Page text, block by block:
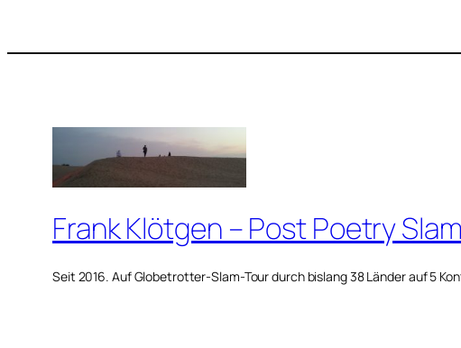
Frank Klötgen – Post Poetry
Seit 2016. Auf Globetrotter-Slam-Tour durch bislang 38 Länder auf 5